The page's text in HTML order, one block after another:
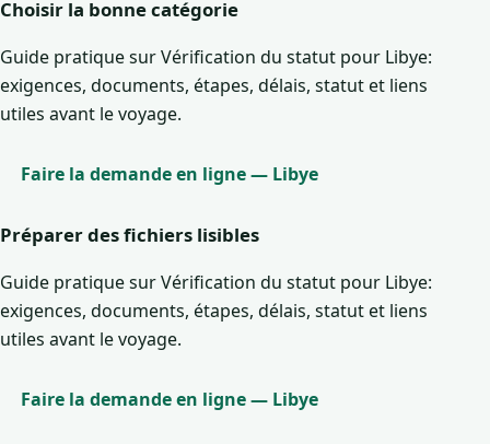
Choisir la bonne catégorie
Guide pratique sur Vérification du statut pour Libye:
exigences, documents, étapes, délais, statut et liens
utiles avant le voyage.
Faire la demande en ligne — Libye
Préparer des fichiers lisibles
Guide pratique sur Vérification du statut pour Libye:
exigences, documents, étapes, délais, statut et liens
utiles avant le voyage.
Faire la demande en ligne — Libye